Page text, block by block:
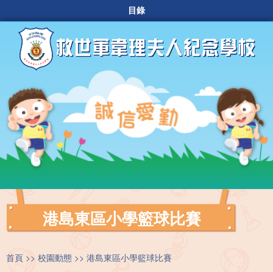
目錄
港島東區小學籃球比賽
首頁 校園動態 港島東區小學籃球比賽